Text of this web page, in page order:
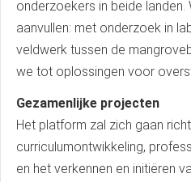
onderzoekers in beide landen.
aanvullen: met onderzoek in
veldwerk tussen de
we tot oplossingen voor
Gezamenlijke projecten
Het platform zal zich gaan
curriculumontwikkeling,
en het verkennen en initiëren